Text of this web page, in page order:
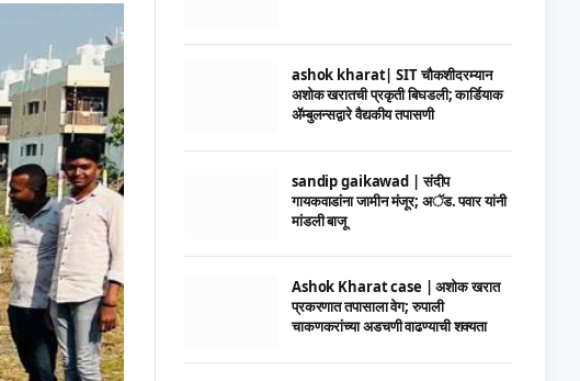
ashok kharat| SIT चौकशीदरम्यान
अशोक खरातची प्रकृती बिघडली; कार्डियाक
ॲम्बुलन्सद्वारे वैद्यकीय तपासणी
sandip gaikawad | संदीप
गायकवाडांना जामीन मंजूर; अॅड. पवार यांनी
मांडली बाजू
Ashok Kharat case | अशोक खरात
प्रकरणात तपासाला वेग; रुपाली
चाकणकरांच्या अडचणी वाढण्याची शक्यता